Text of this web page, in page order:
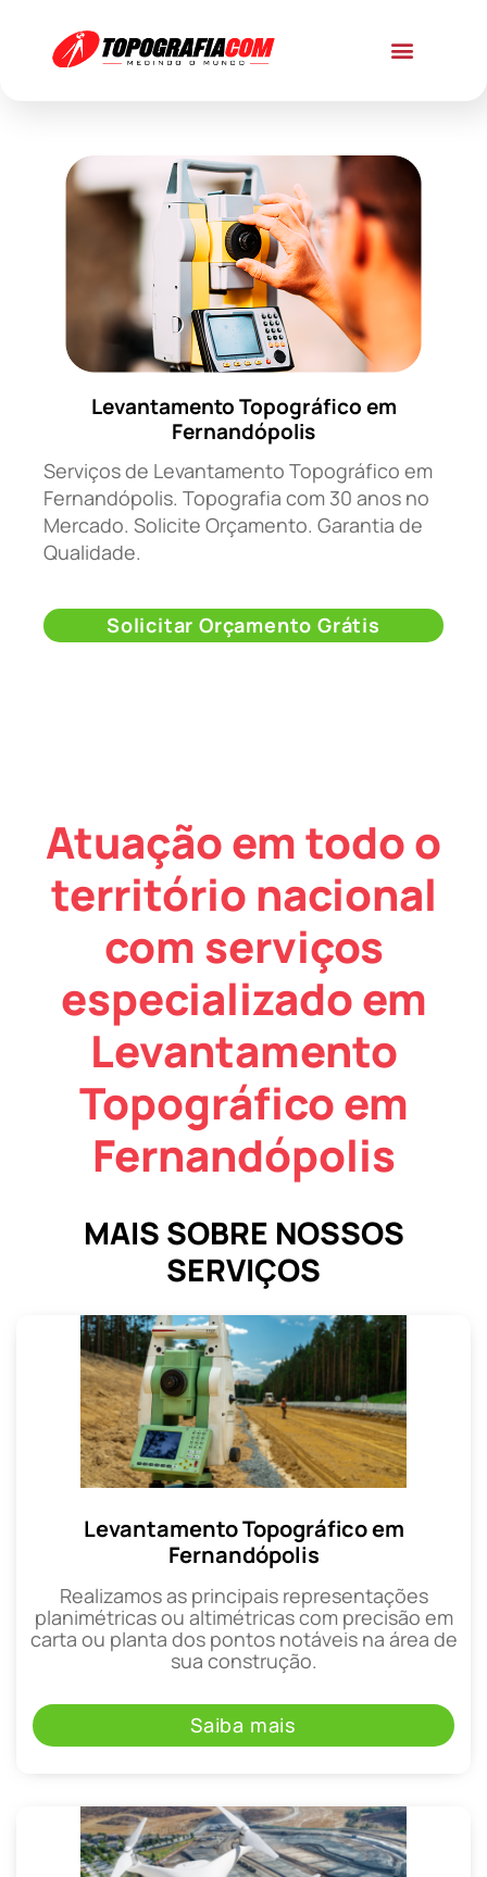
Levantamento Topográfico em
Fernandópolis
Serviços de Levantamento Topográfico em
Fernandópolis. Topografia com 30 anos no
Mercado. Solicite Orçamento. Garantia de
Qualidade.
Solicitar Orçamento Grátis
Atuação em todo o
território nacional
com serviços
especializado em
Levantamento
Topográfico em
Fernandópolis
MAIS SOBRE NOSSOS
SERVIÇOS
Levantamento Topográfico em
Fernandópolis
Realizamos as principais representações
planimétricas ou altimétricas com precisão em
carta ou planta dos pontos notáveis na área de
sua construção.
Saiba mais